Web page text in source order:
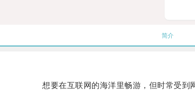
简介
想要在互联网的海洋里畅游，但时常受到网